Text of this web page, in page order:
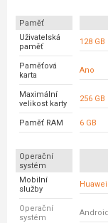
Paměť
Uživatelská
paměť
128 GB
Paměťová
karta
Ano
Maximální
velikost karty
256 GB
Paměť RAM 6 GB
Operační
systém
Mobilní
služby
Operační
systém
Android